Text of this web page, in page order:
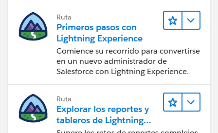
Ruta
Primeros pasos con
Lightning Experience
Comience su recorrido para convertirse
en un nuevo administrador de
Salesforce con Lightning Experience.
Ruta
Explorar los reportes y
tableros de Lightning